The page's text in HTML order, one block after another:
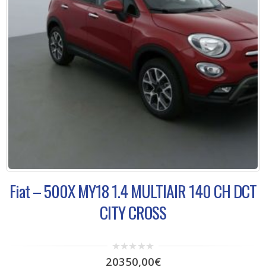
Fiat – 500X MY18 1.4 MULTIAIR 140 CH DCT
CITY CROSS
0
out
20350,00€